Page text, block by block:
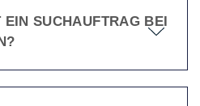
SUCHAUFTRAG BEI